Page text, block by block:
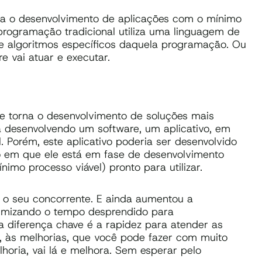
o desenvolvimento de aplicações com o mínimo
tradicional utiliza uma linguagem de
específicos daquela programação. Ou
vai atuar e executar.
o desenvolvimento de soluções mais
um software, um aplicativo, em
este aplicativo poderia ser desenvolvido
que ele está em fase de desenvolvimento
processo viável) pronto para utilizar.
seu concorrente. E ainda aumentou a
o tempo desprendido para
diferença chave é a rapidez para atender as
melhorias, que você pode fazer com muito
vai lá e melhora. Sem esperar pelo